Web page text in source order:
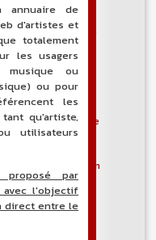
voices
hindoustanie
house
industriel
instrumentale
Rock progressif italien
house
de
d'artistes et
totalement
les usagers
musique ou
ou pour
les
qu'artiste,
utilisateurs
par
avec l'objectif
direct entre le